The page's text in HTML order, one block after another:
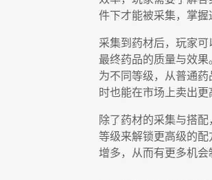
件下才能被采集，掌握
采集到药材后，玩家
最终药品的质量与效
为不同等级，从普通
时也能在市场上卖出更
除了药材的采集与搭
等级来解锁更高级的
增多，从而有更多机会